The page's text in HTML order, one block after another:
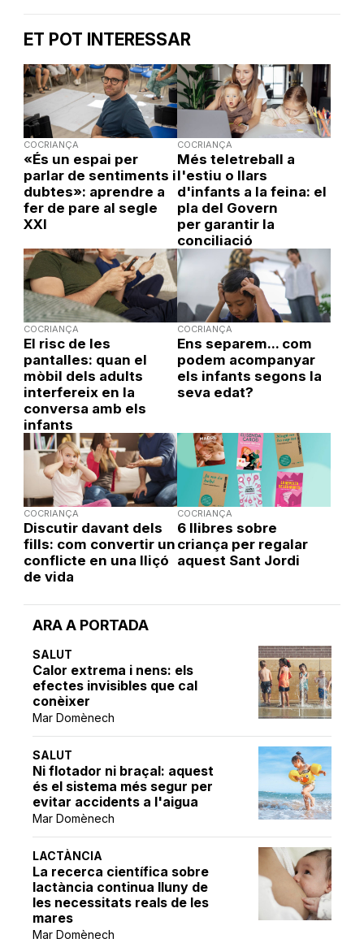
ARA A PORTADA
SALUT
Calor extrema i nens: els
efectes invisibles que cal
conèixer
Mar Domènech
SALUT
Ni flotador ni braçal: aquest
és el sistema més segur per
evitar accidents a l'aigua
Mar Domènech
LACTÀNCIA
La recerca científica sobre
lactància continua lluny de
les necessitats reals de les
mares
Mar Domènech
ET POT INTERESSAR
COCRIANÇA
«És un espai per
parlar de sentiments i
dubtes»: aprendre a
fer de pare al segle
XXI
COCRIANÇA
Més teletreball a
l'estiu o llars
d'infants a la feina: el
pla del Govern
per garantir la
conciliació
COCRIANÇA
El risc de les
pantalles: quan el
mòbil dels adults
interfereix en la
conversa amb els
infants
COCRIANÇA
Ens separem... com
podem acompanyar
els infants segons la
seva edat?
COCRIANÇA
Discutir davant dels
fills: com convertir un
conflicte en una lliçó
de vida
COCRIANÇA
6 llibres sobre
criança per regalar
aquest Sant Jordi